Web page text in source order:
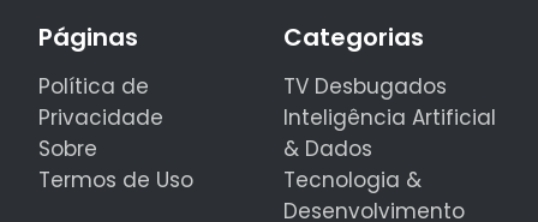
Páginas
Política de
Privacidade
Sobre
Termos de Uso
Categorias
TV Desbugados
Inteligência Artificial
& Dados
Tecnologia &
Desenvolvimento